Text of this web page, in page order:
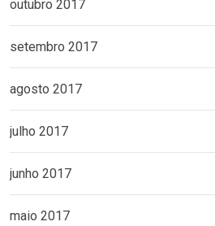
outubro 2017
setembro 2017
agosto 2017
julho 2017
junho 2017
maio 2017